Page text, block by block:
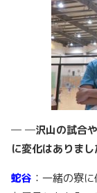
─ ─沢山の試合や
に変化はありまし
蛇谷 ：一緒の寮